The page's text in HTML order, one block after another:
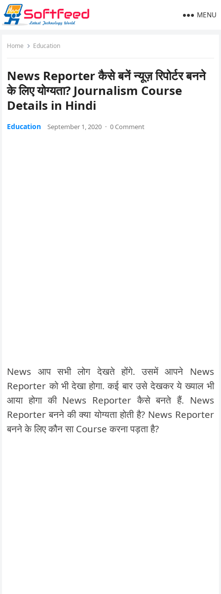
MENU
Home Education
News Reporter कैसे बनें न्यूज़ रिपोर्टर बनने
के लिए योग्यता? Journalism Course
Details in Hindi
Education September 1, 2020 · 0 Comment
News आप सभी लोग देखते होंगे. उसमें आपने News
Reporter को भी देखा होगा. कई बार उसे देखकर ये ख्याल भी
आया होगा की News Reporter कैसे बनते हैं. News
Reporter बनने की क्या योग्यता होती है? News Reporter
बनने के लिए कौन सा Course करना पड़ता है?